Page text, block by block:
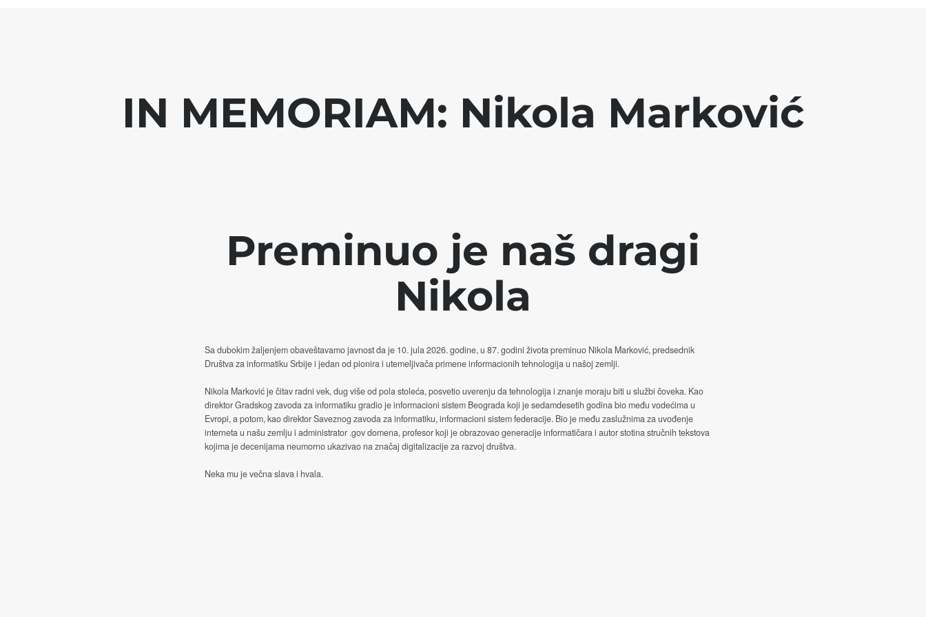
IN MEMORIAM: Nikola Marković
Preminuo je naš dragi
Nikola
Sa dubokim žaljenjem obaveštavamo javnost da je 10. jula 2026. godine, u 87. godini života preminuo Nikola Marković, predsednik
Društva za informatiku Srbije i jedan od pionira i utemeljivača primene informacionih tehnologija u našoj zemlji.
Nikola Marković je čitav radni vek, dug više od pola stoleća, posvetio uverenju da tehnologija i znanje moraju biti u službi čoveka. Kao
direktor Gradskog zavoda za informatiku gradio je informacioni sistem Beograda koji je sedamdesetih godina bio među vodećima u
Evropi, a potom, kao direktor Saveznog zavoda za informatiku, informacioni sistem federacije. Bio je među zaslužnima za uvođenje
interneta u našu zemlju i administrator .gov domena, profesor koji je obrazovao generacije informatičara i autor stotina stručnih tekstova
kojima je decenijama neumorno ukazivao na značaj digitalizacije za razvoj društva.
Neka mu je večna slava i hvala.